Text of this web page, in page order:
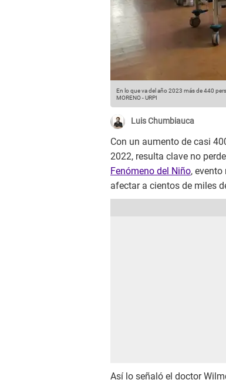
En lo que va del año 2023 más de 440
MORENO - URPI
Luis Chumbiauca
Con un aumento de casi
2022, resulta clave no
Fenómeno del Niño,
afectar a cientos de miles
Así lo señaló el doctor